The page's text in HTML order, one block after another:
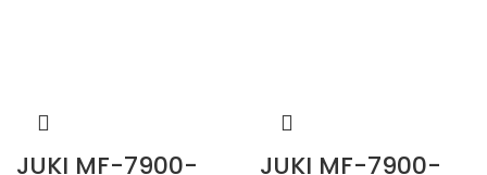
JUKI MF-7900- JUKI MF-7900-